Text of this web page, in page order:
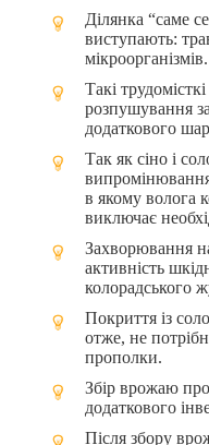
Ділянка “саме
виступають:
мікроорганізмів.
Такі
розпушування
додаткового
Так як сіно і
в якому волога
виключає
Захворювання
активність
колорадського
Покриття із
отже, не
прополки.
Збір врожаю
додаткового
Після збору